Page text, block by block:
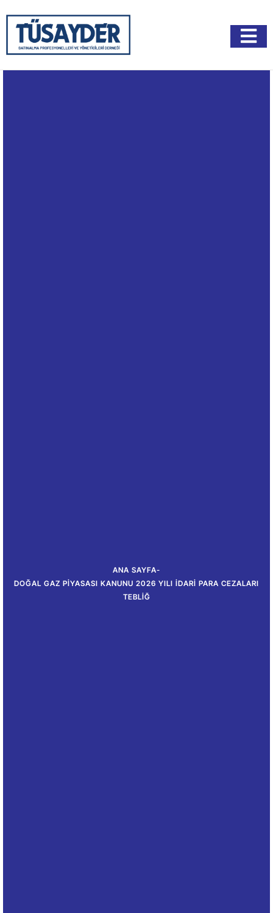
ANA SAYFA-
DOĞAL GAZ PIYASASI KANUNU 2026 YILI İDARI PARA CEZALARI
TEBLIĞ